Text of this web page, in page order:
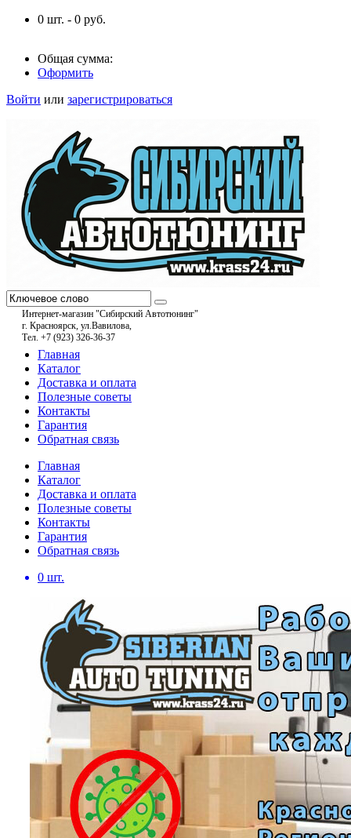
0 шт. - 0 руб.
Общая сумма:
Оформить
Войти или зарегистрироваться
Интернет-магазин "Сибирский Автотюнинг"
г. Красноярск, ул.Вавилова,
Тел. +7 (923) 326-36-37
Главная
Каталог
Доставка и оплата
Полезные советы
Контакты
Гарантия
Обратная связь
Главная
Каталог
Доставка и оплата
Полезные советы
Контакты
Гарантия
Обратная связь
0 шт.